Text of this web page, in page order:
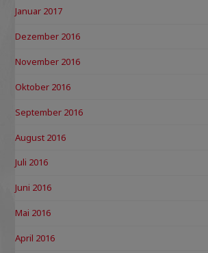
Januar 2017
Dezember 2016
November 2016
Oktober 2016
September 2016
August 2016
Juli 2016
Juni 2016
Mai 2016
April 2016